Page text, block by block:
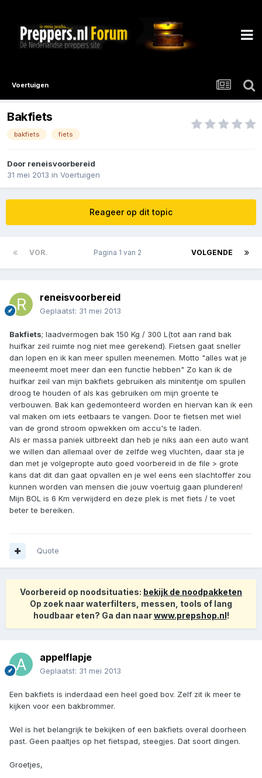
Voertuigen
Bakfiets
bakfiets fiets
Door reneisvoorbereid
31 mei 2013 in Voertuigen
Reageer op dit topic
VOR. VOLGENDE
Pagina 1 van 2
reneisvoorbereid
Geplaatst: 31 mei 2013
Bakfiets; laadvermogen bak 150 Kg / 300 L(tot aan rand bak
huifkar zeil ruimte nog niet mee gerekend). Fietsen gaat sneller
dan lopen en ik kan meer spullen meenemen. Motto "alles wat je
meeneemt moet meer dan een functie hebben" Zo kan ik de
huifkar zeil van mijn bakfiets gebruiken als minitentje om spullen
droog te houden of als kas gebruiken om mijn groente te
verbouwen. Bak kan gedemonteerd worden en hiervan kan ik een
val maken om iets eetbaars te vangen. Door te fietsen met wiel
van de grond stroom opwekken om accu's te laden.
Als er massa paniek uitbreekt dan heb je niks aan een auto want
we willen dan allemaal over de zelfde weg vluchten, daar sta je
dan met je volgepropte auto goed voorbereid in de file > grote
kans dat dit dan gaat opvallen en je wel eens een slachtoffer zou
kunnen worden van mensen die jouw voertuig gaan plunderen!
Mijn BOL is 6 Km verwijderd en deze plek is met fiets / te voet
beter te bereiken.
Quote
Voorbereid op noodsituaties: bekijk de noodpakketen
Op zoek naar waterfilters, messen, tools of lang
houdbaar eten? Ga dan naarwww.prepshop.nl!
appelflapje
Geplaatst: 31 mei 2013
Een bakfiets is inderdaad een heel goed bov. Zelf zit ik meer te
kijken voor een bakbrommer.
Wel is het belangrijk te bekijken of een bakfiets overal doorheen
past. Geen paaltjes op het fietspad, steegjes. Dat soort dingen.
Groetjes,